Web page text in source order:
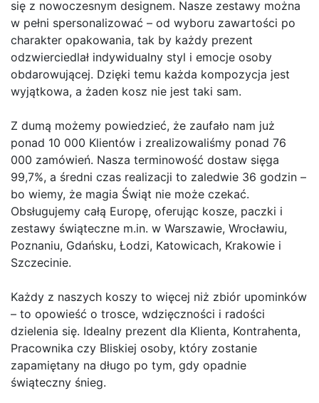
się z nowoczesnym designem. Nasze zestawy można
w pełni spersonalizować – od wyboru zawartości po
charakter opakowania, tak by każdy prezent
odzwierciedlał indywidualny styl i emocje osoby
obdarowującej. Dzięki temu każda kompozycja jest
wyjątkowa, a żaden kosz nie jest taki sam.
Z dumą możemy powiedzieć, że zaufało nam już
ponad 10 000 Klientów i zrealizowaliśmy ponad 76
000 zamówień. Nasza terminowość dostaw sięga
99,7%, a średni czas realizacji to zaledwie 36 godzin –
bo wiemy, że magia Świąt nie może czekać.
Obsługujemy całą Europę, oferując kosze, paczki i
zestawy świąteczne m.in. w Warszawie, Wrocławiu,
Poznaniu, Gdańsku, Łodzi, Katowicach, Krakowie i
Szczecinie.
Każdy z naszych koszy to więcej niż zbiór upominków
– to opowieść o trosce, wdzięczności i radości
dzielenia się. Idealny prezent dla Klienta, Kontrahenta,
Pracownika czy Bliskiej osoby, który zostanie
zapamiętany na długo po tym, gdy opadnie
świąteczny śnieg.